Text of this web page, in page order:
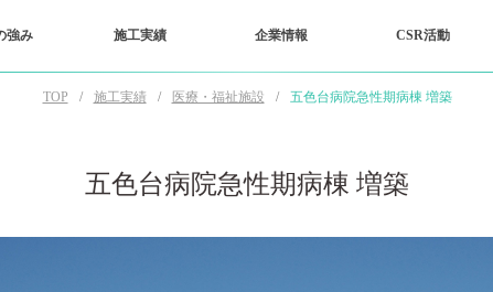
強み 施工実績 企業情報 CSR活動
TOP 施工実績 医療・福祉施設 五色台病院急性期病棟 増築
五色台病院急性期病棟 増築